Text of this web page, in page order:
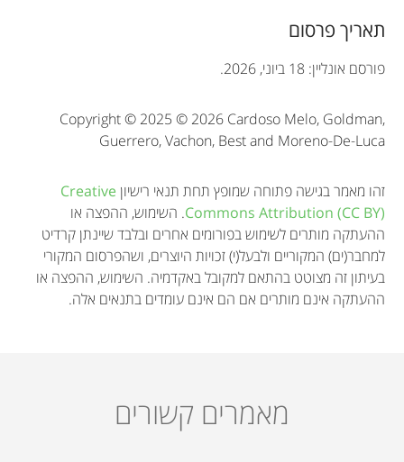
n
תאריך פרסום
פורסם אונליין: 18 ביוני, 2026.
Copyright © 2025 © 2026 Cardoso Melo, Goldman,
Guerrero, Vachon, Best and Moreno-De-Luca
זהו מאמר בגישה פתוחה שמופץ תחת תנאי רישיון Creative
Commons Attribution (CC BY). השימוש, ההפצה או
ההעתקה מותרים לשימוש בפורומים אחרים ובלבד שיינתן קרדיט
למחבר(ים) המקוריים ולבעל(י) זכויות היוצרים, ושהפרסום המקורי
בעיתון זה מצוטט בהתאם למקובל באקדמיה. השימוש, ההפצה או
ההעתקה אינם מותרים אם הם אינם עומדים בתנאים אלה.
מאמרים קשורים